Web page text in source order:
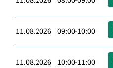
11.08.2026 09:00-10:00
11.08.2026 10:00-11:00